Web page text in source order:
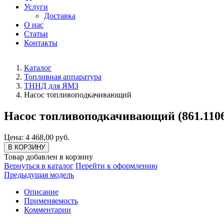
Услуги
Доставка
О нас
Статьи
Контакты
Каталог
Топливная аппаратура
ТННД для ЯМЗ
Насос топливоподкачивающий
Насос топливоподкачивающий
Цена: 4 468,00 руб.
В КОРЗИНУ
Товар добавлен в корзину
Вернуться в каталог Перейти к оформлению
Предыдущая модель
Описание
Применяемость
Комментарии